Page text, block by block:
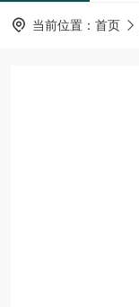
当前位置： 首页